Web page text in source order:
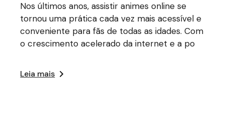
Nos últimos anos, assistir animes online se
tornou uma prática cada vez mais acessível e
conveniente para fãs de todas as idades. Com
o crescimento acelerado da internet e a po
Leia mais